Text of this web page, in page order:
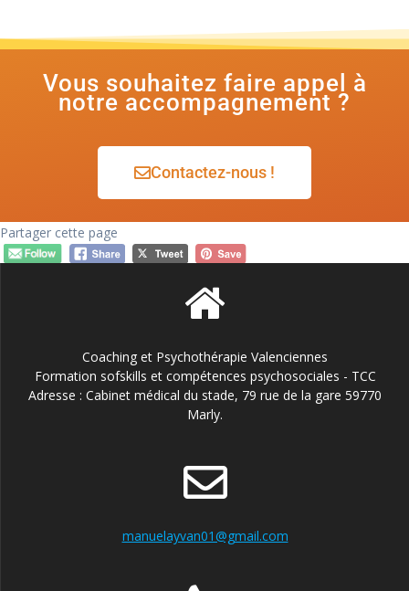
Vous souhaitez faire appel à
notre accompagnement ?
Contactez-nous !
Partager cette page
Coaching et Psychothérapie Valenciennes
Formation sofskills et compétences psychosociales - TCC
Adresse : Cabinet médical du stade, 79 rue de la gare 59770
Marly.
manuelayvan01@gmail.com